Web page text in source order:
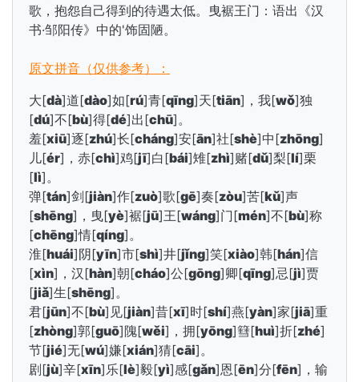
歌，抱怨自己得到的待遇太低。曳裾王门：语出《汉
书·邹阳传》中的'饰固陋。
原文拼音（仅供参考）：
大[dà]道[dào]如[rú]青[qīng]天[tiān]，我[wǒ]独
[dú]不[bù]得[dé]出[chū]。
羞[xiū]逐[zhú]长[cháng]安[ān]社[shè]中[zhōng]
儿[ér]，赤[chì]鸡[jī]白[bái]雉[zhì]赌[dǔ]梨[lí]栗
[lì]。
弹[tán]剑[jiàn]作[zuò]歌[gē]奏[zòu]苦[kǔ]声
[shēng]，曳[yè]裾[jū]王[wáng]门[mén]不[bù]称
[chēng]情[qíng]。
淮[huái]阴[yīn]市[shì]井[jǐng]笑[xiào]韩[hán]信
[xìn]，汉[hàn]朝[cháo]公[gōng]卿[qīng]忌[jì]贾
[jiǎ]生[shēng]。
君[jūn]不[bù]见[jiàn]昔[xī]时[shí]燕[yàn]家[jiā]重
[zhòng]郭[guō]隗[wěi]，拥[yōng]篲[huì]折[zhé]
节[jié]无[wú]嫌[xián]猜[cāi]。
剧[jù]辛[xīn]乐[lè]毅[yì]感[gǎn]恩[ēn]分[fēn]，输